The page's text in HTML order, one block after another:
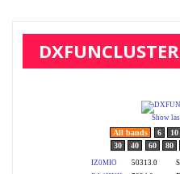
DXFUNCLUSTER